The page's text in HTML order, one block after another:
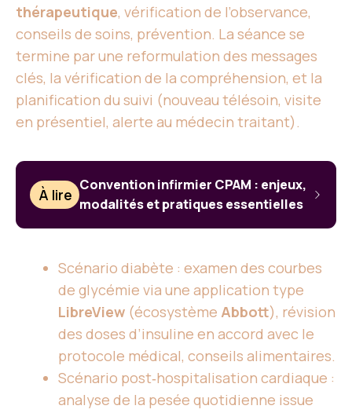
thérapeutique, vérification de l’observance,
conseils de soins, prévention. La séance se
termine par une reformulation des messages
clés, la vérification de la compréhension, et la
planification du suivi (nouveau télésoin, visite
en présentiel, alerte au médecin traitant).
À lire
Convention infirmier CPAM : enjeux,
modalités et pratiques essentielles
Scénario diabète : examen des courbes
de glycémie via une application type
LibreView (écosystème Abbott), révision
des doses d’insuline en accord avec le
protocole médical, conseils alimentaires.
Scénario post‑hospitalisation cardiaque :
analyse de la pesée quotidienne issue